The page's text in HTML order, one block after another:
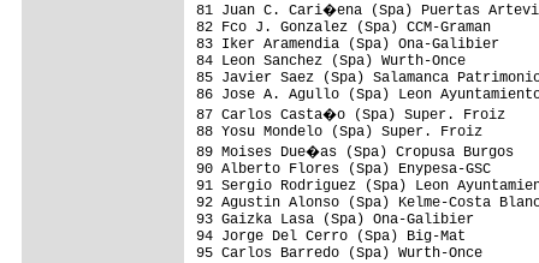
81 Juan C. Cari�ena (Spa) Puertas Artevi
82 Fco J. Gonzalez (Spa) CCM-Graman
83 Iker Aramendia (Spa) Ona-Galibier
84 Leon Sanchez (Spa) Wurth-Once
85 Javier Saez (Spa) Salamanca
86 Jose A. Agullo (Spa) Leon
87 Carlos Casta�o (Spa) Super. Froiz
88 Yosu Mondelo (Spa) Super. Froiz
89 Moises Due�as (Spa) Cropusa Burgos
90 Alberto Flores (Spa) Enypesa-GSC
91 Sergio Rodriguez (Spa) Leon
92 Agustin Alonso (Spa) Kelme-Costa
93 Gaizka Lasa (Spa) Ona-Galibier
94 Jorge Del Cerro (Spa) Big-Mat
95 Carlos Barredo (Spa) Wurth-Once